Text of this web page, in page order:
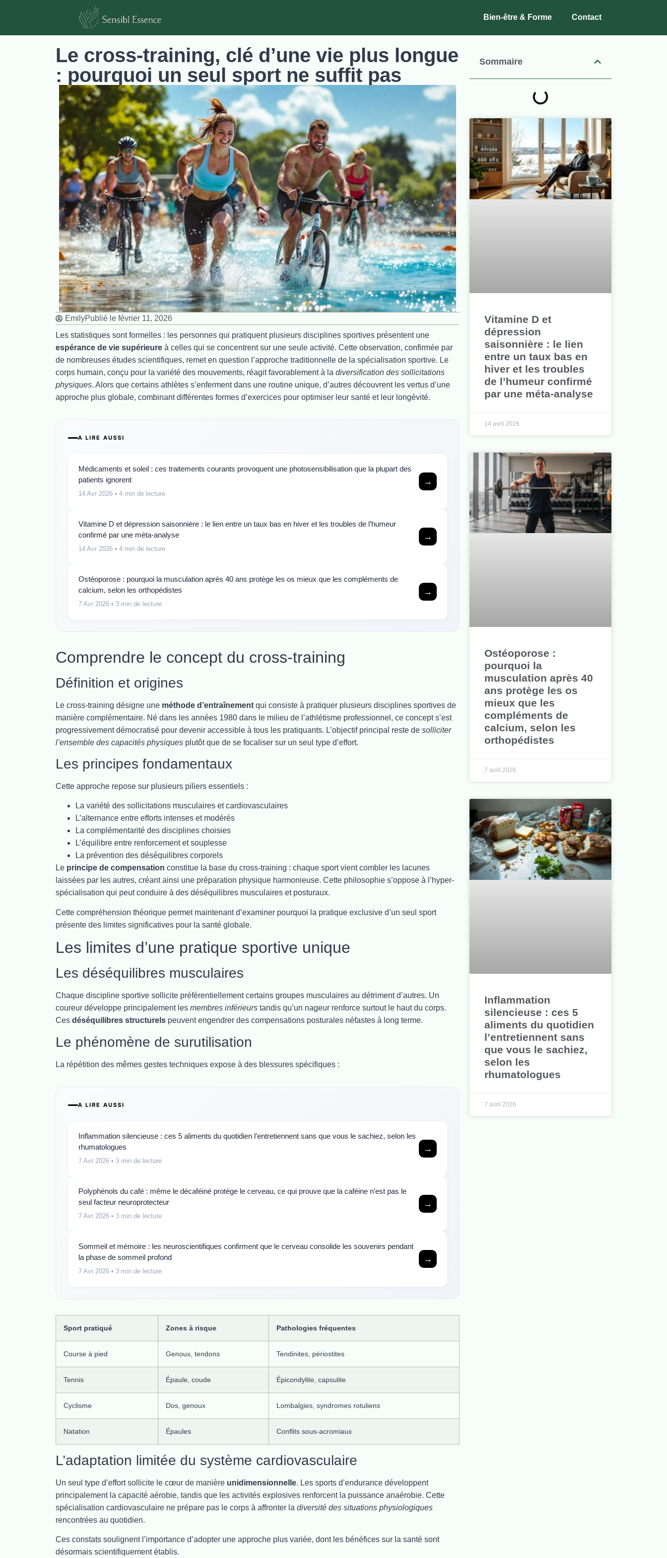
Bien-être & Forme Contact
Sommaire
Vitamine D et
dépression
saisonnière : le lien
entre un taux bas en
hiver et les troubles
de l’humeur confirmé
par une méta-analyse
14 avril 2026
Ostéoporose :
pourquoi la
musculation après 40
ans protège les os
mieux que les
compléments de
calcium, selon les
orthopédistes
7 avril 2026
Inflammation
silencieuse : ces 5
aliments du quotidien
l’entretiennent sans
que vous le sachiez,
selon les
rhumatologues
7 avril 2026
Le cross-training, clé d’une vie plus longue
: pourquoi un seul sport ne suffit pas
EmilyPublié le février 11, 2026
Les statistiques sont formelles : les personnes qui pratiquent plusieurs disciplines sportives présentent une
espérance de vie supérieure à celles qui se concentrent sur une seule activité. Cette observation, confirmée par
de nombreuses études scientifiques, remet en question l’approche traditionnelle de la spécialisation sportive. Le
corps humain, conçu pour la variété des mouvements, réagit favorablement à la diversification des sollicitations
physiques. Alors que certains athlètes s’enferment dans une routine unique, d’autres découvrent les vertus d’une
approche plus globale, combinant différentes formes d’exercices pour optimiser leur santé et leur longévité.
A LIRE AUSSI
Médicaments et soleil : ces traitements courants provoquent une photosensibilisation que la plupart des
patients ignorent
14 Avr 2026 • 4 min de lecture
→
Vitamine D et dépression saisonnière : le lien entre un taux bas en hiver et les troubles de l’humeur
confirmé par une méta-analyse
14 Avr 2026 • 4 min de lecture
→
Ostéoporose : pourquoi la musculation après 40 ans protège les os mieux que les compléments de
calcium, selon les orthopédistes
7 Avr 2026 • 3 min de lecture
→
Comprendre le concept du cross-training
Définition et origines
Le cross-training désigne une méthode d’entraînement qui consiste à pratiquer plusieurs disciplines sportives de
manière complémentaire. Né dans les années 1980 dans le milieu de l’athlétisme professionnel, ce concept s’est
progressivement démocratisé pour devenir accessible à tous les pratiquants. L’objectif principal reste de solliciter
l’ensemble des capacités physiques plutôt que de se focaliser sur un seul type d’effort.
Les principes fondamentaux
Cette approche repose sur plusieurs piliers essentiels :
La variété des sollicitations musculaires et cardiovasculaires
L’alternance entre efforts intenses et modérés
La complémentarité des disciplines choisies
L’équilibre entre renforcement et souplesse
La prévention des déséquilibres corporels
Le principe de compensation constitue la base du cross-training : chaque sport vient combler les lacunes
laissées par les autres, créant ainsi une préparation physique harmonieuse. Cette philosophie s’oppose à l’hyper-
spécialisation qui peut conduire à des déséquilibres musculaires et posturaux.
Cette compréhension théorique permet maintenant d’examiner pourquoi la pratique exclusive d’un seul sport
présente des limites significatives pour la santé globale.
Les limites d’une pratique sportive unique
Les déséquilibres musculaires
Chaque discipline sportive sollicite préférentiellement certains groupes musculaires au détriment d’autres. Un
coureur développe principalement les membres inférieurs tandis qu’un nageur renforce surtout le haut du corps.
Ces déséquilibres structurels peuvent engendrer des compensations posturales néfastes à long terme.
Le phénomène de surutilisation
La répétition des mêmes gestes techniques expose à des blessures spécifiques :
A LIRE AUSSI
Inflammation silencieuse : ces 5 aliments du quotidien l’entretiennent sans que vous le sachiez, selon les
rhumatologues
7 Avr 2026 • 3 min de lecture
→
Polyphénols du café : même le décaféiné protège le cerveau, ce qui prouve que la caféine n’est pas le
seul facteur neuroprotecteur
7 Avr 2026 • 3 min de lecture
→
Sommeil et mémoire : les neuroscientifiques confirment que le cerveau consolide les souvenirs pendant
la phase de sommeil profond
7 Avr 2026 • 3 min de lecture
→
Sport pratiqué Zones à risque Pathologies fréquentes
Course à pied Genoux, tendons Tendinites, périostites
Tennis Épaule, coude Épicondylite, capsulite
Cyclisme Dos, genoux Lombalgies, syndromes rotuliens
Natation Épaules Conflits sous-acromiaux
L’adaptation limitée du système cardiovasculaire
Un seul type d’effort sollicite le cœur de manière unidimensionnelle. Les sports d’endurance développent
principalement la capacité aérobie, tandis que les activités explosives renforcent la puissance anaérobie. Cette
spécialisation cardiovasculaire ne prépare pas le corps à affronter la diversité des situations physiologiques
rencontrées au quotidien.
Ces constats soulignent l’importance d’adopter une approche plus variée, dont les bénéfices sur la santé sont
désormais scientifiquement établis.